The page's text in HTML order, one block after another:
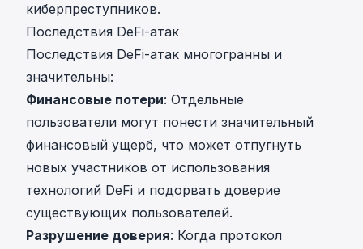
киберпреступников.
Последствия DeFi-атак
Последствия DeFi-атак многогранны и
значительны:
Финансовые потери: Отдельные
пользователи могут понести значительный
финансовый ущерб, что может отпугнуть
новых участников от использования
технологий DeFi и подорвать доверие
существующих пользователей.
Разрушение доверия: Когда протокол